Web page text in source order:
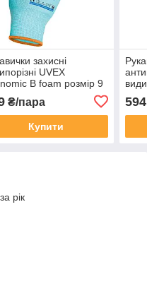
захисні
UVEX
B foam розмір 9
₴/пара
Купити
594
рік